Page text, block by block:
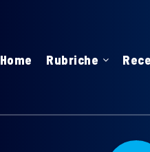
Home Rubriche